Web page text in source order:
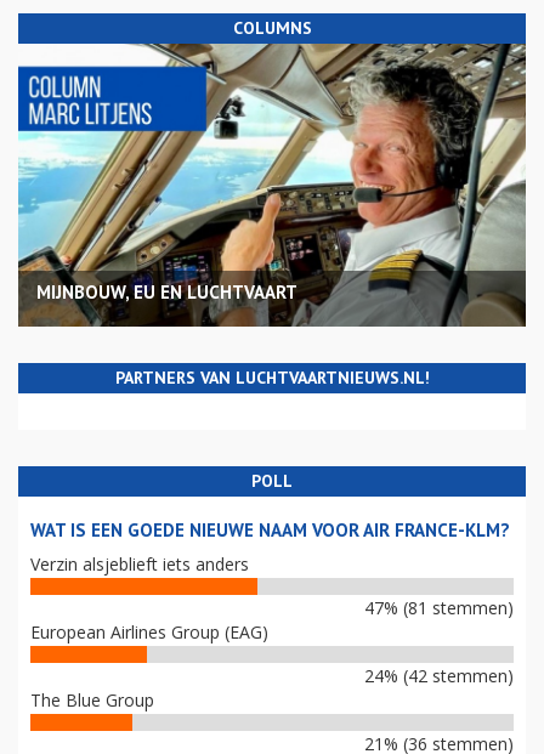
COLUMNS
MIJNBOUW, EU EN LUCHTVAART
PARTNERS VAN LUCHTVAARTNIEUWS.NL!
POLL
WAT IS EEN GOEDE NIEUWE NAAM VOOR AIR FRANCE-KLM?
Verzin alsjeblieft iets anders
47% (81 stemmen)
European Airlines Group (EAG)
24% (42 stemmen)
The Blue Group
21% (36 stemmen)